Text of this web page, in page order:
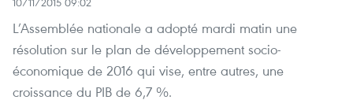
L’Assemblée nationale a adopté mardi matin une
résolution sur le plan de développement socio-
économique de 2016 qui vise, entre autres, une
croissance du PIB de 6,7 %.